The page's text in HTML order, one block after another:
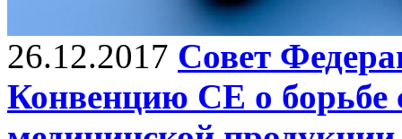
26.12.2017 Совет
Конвенцию СЕ о борьбе